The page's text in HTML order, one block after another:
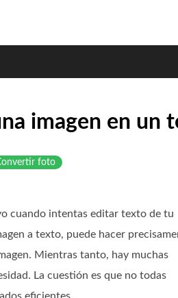
imagen en un
foto
cuando intentas editar texto de tu
a texto, puede hacer
Mientras tanto, hay muchas
La cuestión es que no todas